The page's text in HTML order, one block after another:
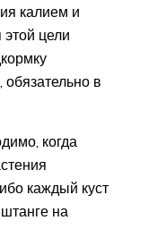
калием и
цели
в
когда
каждый куст
на